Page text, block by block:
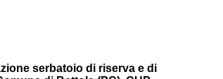
serbatoio di riserva e di